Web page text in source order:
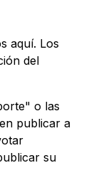
aquí. Los
del
o las
publicar a
su